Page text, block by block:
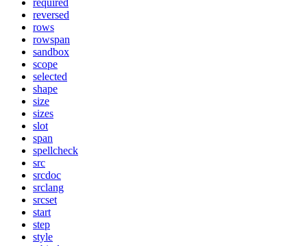
reversed
rows
rowspan
sandbox
scope
selected
shape
size
sizes
slot
span
spellcheck
src
srcdoc
srclang
srcset
start
step
style